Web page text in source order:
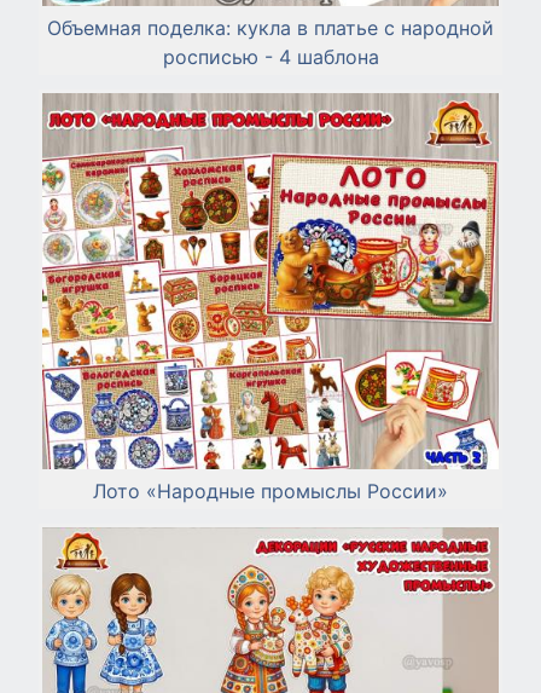
Объемная поделка: кукла в платье с народной
росписью - 4 шаблона
Лото «Народные промыслы России»